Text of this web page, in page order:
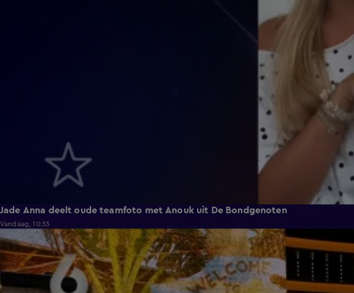
Jade Anna deelt oude teamfoto met Anouk uit De Bondgenoten
Vandaag, 10:33
3:12